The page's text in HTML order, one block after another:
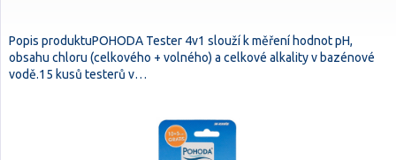
Popis produktuPOHODA Tester 4v1 slouží k měření hodnot pH,
obsahu chloru (celkového + volného) a celkové alkality v bazénové
vodě.15 kusů testerů v…